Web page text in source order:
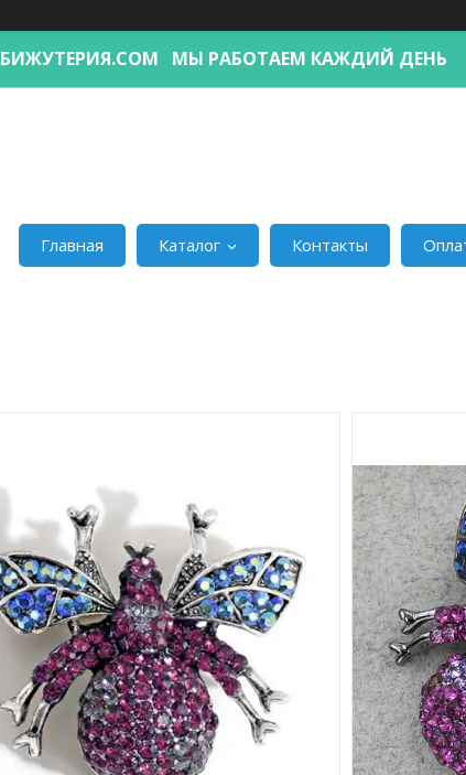
БИЖУТЕРИЯ.COM МЫ РАБОТАЕМ КАЖДИЙ
Главная Каталог Контакты